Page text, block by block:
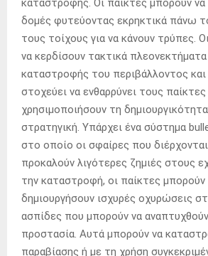
δομές φυτεύοντας εκρηκτικά πάνω
τους τοίχους για να κάνουν τρύπες.
να κερδίσουν τακτικά
καταστροφής του περιβάλλοντος
στοχεύει να ενθαρρύνει τους παίκτες
χρησιμοποιήσουν τη
στρατηγική. Υπάρχει ένα σύστημα
στο οποίο οι σφαίρες που
προκαλούν λιγότερες ζημιές στους
την καταστροφή, οι παίκτες μπορούν
δημιουργήσουν ισχυρές οχυρώσεις
ασπίδες που μπορούν να
προστασία. Αυτά μπορούν να
παραβίασης ή με τη χρήση